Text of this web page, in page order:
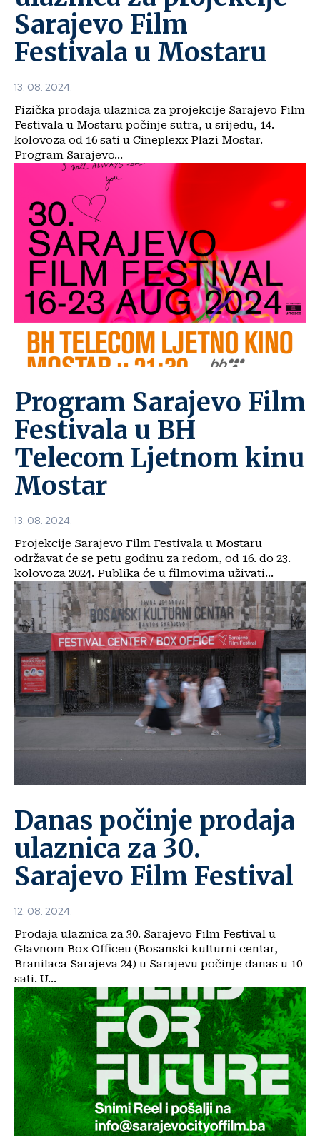
Sarajevo Film
Festivala u Mostaru
13. 08. 2024.
Fizička prodaja ulaznica za projekcije Sarajevo Film
Festivala u Mostaru počinje sutra, u srijedu, 14.
kolovoza od 16 sati u Cineplexx Plazi Mostar.
Program Sarajevo...
Program Sarajevo Film
Festivala u BH
Telecom Ljetnom kinu
Mostar
13. 08. 2024.
Projekcije Sarajevo Film Festivala u Mostaru
održavat će se petu godinu za redom, od 16. do 23.
kolovoza 2024. Publika će u filmovima uživati...
Danas počinje prodaja
ulaznica za 30.
Sarajevo Film Festival
12. 08. 2024.
Prodaja ulaznica za 30. Sarajevo Film Festival u
Glavnom Box Officeu (Bosanski kulturni centar,
Branilaca Sarajeva 24) u Sarajevu počinje danas u 10
sati. U...